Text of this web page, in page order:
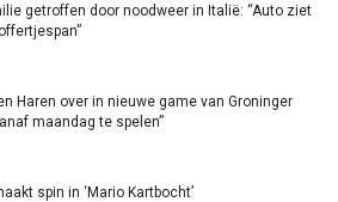
getroffen door noodweer in Italië: “Auto ziet
Haren over in nieuwe game van Groninger
maandag te spelen”
spin in ‘Mario Kartbocht’